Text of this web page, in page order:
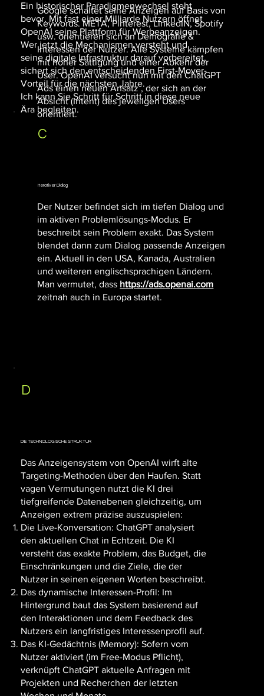
Ein historischer Paradigmenwechsel steht
bevor. Mit fast einer Milliarde Nutzern öffnet
OpenAI seine Plattform für Werbeanzeigen.
Wer jetzt die Mechanismen versteht und
seine digitale Infrastruktur darauf vorbereitet,
sichert sich den entscheidenden First-Mover-
Vorteil für die nächsten Jahre.
Ich kann Sie Schritt für Schritt in diese neue
Ära begleiten.
Google schaltet seine Anzeigen auf Basis von
Keywords. META, Pinterest, LinkedIN, Spotify
usw. orientieren sich an Demografie &
Interessen der Nutzer. Alle Systeme kämpfen
mit hoher Sättigung und einer Abkehr der
User. OpenAI versucht nun mit den ChatGPT
Ads einen neuen Ansatz , der sich an der
Absicht (Intent) des jeweilgen Users
orientiert.
C
Iterativer Dialog
Der Nutzer befindet sich im tiefen Dialog und
im aktiven Problemlösungs-Modus. Er
beschreibt sein Problem exakt. Das System
blendet dann zum Dialog passende Anzeigen
ein. Aktuell in den USA, Kanada, Australien
und weiteren englischsprachigen Ländern.
Man vermutet, dass https://ads.openai.com
zeitnah auch in Europa startet.
D
DIE TECHNOLOGISCHE STRUKTUR
Das Anzeigensystem von OpenAI wirft alte
Targeting-Methoden über den Haufen. Statt
vagen Vermutungen nutzt die KI drei
tiefgreifende Datenebenen gleichzeitig, um
Anzeigen extrem präzise auszuspielen:
Die Live-Konversation: ChatGPT analysiert
den aktuellen Chat in Echtzeit. Die KI
versteht das exakte Problem, das Budget, die
Einschränkungen und die Ziele, die der
Nutzer in seinen eigenen Worten beschreibt.
Das dynamische Interessen-Profil: Im
Hintergrund baut das System basierend auf
den Interaktionen und dem Feedback des
Nutzers ein langfristiges Interessenprofil auf.
Das KI-Gedächtnis (Memory): Sofern vom
Nutzer aktiviert (im Free-Modus Pflicht),
verknüpft ChatGPT aktuelle Anfragen mit
Projekten und Recherchen der letzten